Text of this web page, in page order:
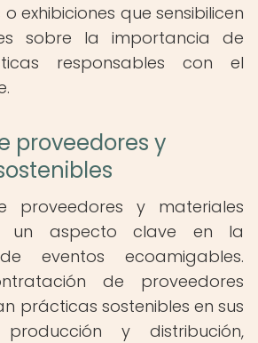
exhibiciones que sensibilicen
sobre la importancia de
responsables con el
proveedores y
proveedores y materiales
un aspecto clave en la
eventos ecoamigables.
de proveedores
prácticas sostenibles en sus
y distribución,